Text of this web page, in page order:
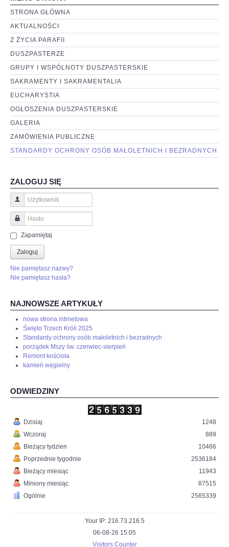
STRONA GŁÓWNA
AKTUALNOŚCI
Z ŻYCIA PARAFII
DUSZPASTERZE
GRUPY I WSPÓLNOTY DUSZPASTERSKIE
SAKRAMENTY I SAKRAMENTALIA
EUCHARYSTIA
OGŁOSZENIA DUSZPASTERSKIE
GALERIA
ZAMÓWIENIA PUBLICZNE
STANDARDY OCHRONY OSÓB MAŁOLETNICH I BEZRADNYCH
ZALOGUJ SIĘ
Użytkownik
Hasło
Zapamiętaj
Zaloguj
Nie pamiętasz nazwy?
Nie pamiętasz hasła?
NAJNOWSZE ARTYKUŁY
nowa strona intrnetowa
Święto Trzech Króli 2025
Standardy ochrony osób małoletnich i bezradnych
porządek Mszy św. czerwiec-sierpień
Remont kościoła
kamień węgielny
ODWIEDZINY
Dzisiaj
Wczoraj
Bieżący tydzien
Poprzednie tygodnie
Bieżący miesiąc
Miniony miesiąc
Ogólnie
1248
889
10466
2536184
11943
87515
2565339
Your IP: 216.73.216.5
06-08-26 15:05
Visitors Counter